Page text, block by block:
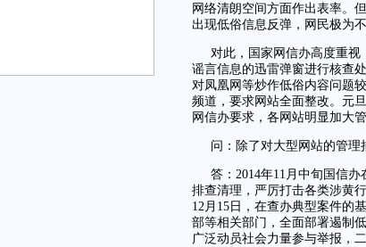
网络清朗空间方面作出表率。
出现低俗信息反弹，网民极为
对此，国家网信办高度重视
谣言信息的迅雷弹窗进行核查
对凤凰网等炒作低俗内容问题
频道，要求网站全面整改。元
网信办要求，各网站明显加大
问：除了对大型网站的管理
答：2014年11月中旬国信
排查清理，严厉打击各类涉黄
12月15日，在查办典型案件的
部等相关部门，全面部署遏制
广泛动员社会力量参与举报，